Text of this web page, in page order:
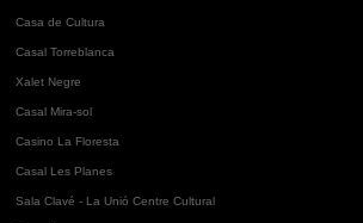
Casa de Cultura
Casal Torreblanca
Xalet Negre
Casal Mira-sol
Casino La Floresta
Casal Les Planes
Sala Clavé - La Unió Centre Cultural